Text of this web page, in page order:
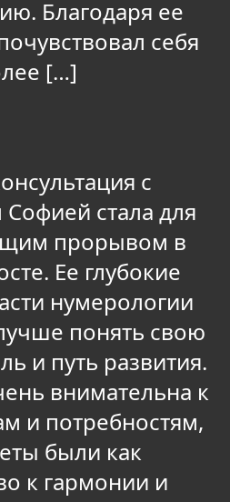
Благодаря ее
себя
[…]
с
стала для
прорывом в
Ее глубокие
нумерологии
понять свою
и путь развития.
внимательна к
и потребностям,
были как
к гармонии и